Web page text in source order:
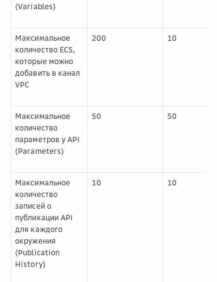
(Variables)
Максимальное
количество ECS,
которые можно
добавить в канал
VPC
200 10
Максимальное
количество
параметров у API
(Parameters)
50 50
Максимальное
количество
записей о
публикации API
для каждого
окружения
(Publication
History)
10 10